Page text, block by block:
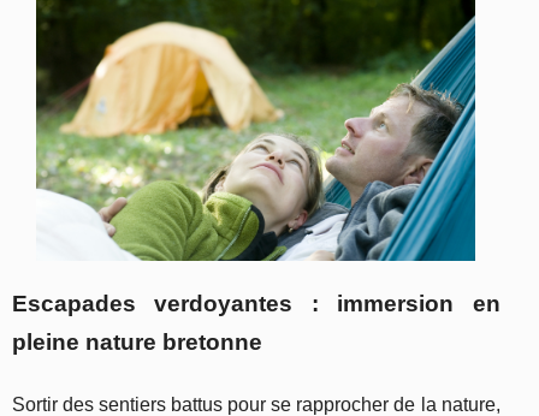
Escapades verdoyantes : immersion en
pleine nature bretonne
Sortir des sentiers battus pour se rapprocher de la nature,